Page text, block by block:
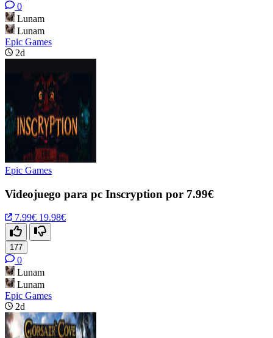
0
Lunam
Lunam
Epic Games
2d
Epic Games
Videojuego para pc Inscryption por 7.99€
7.99€ 19.98€
177
0
Lunam
Lunam
Epic Games
2d